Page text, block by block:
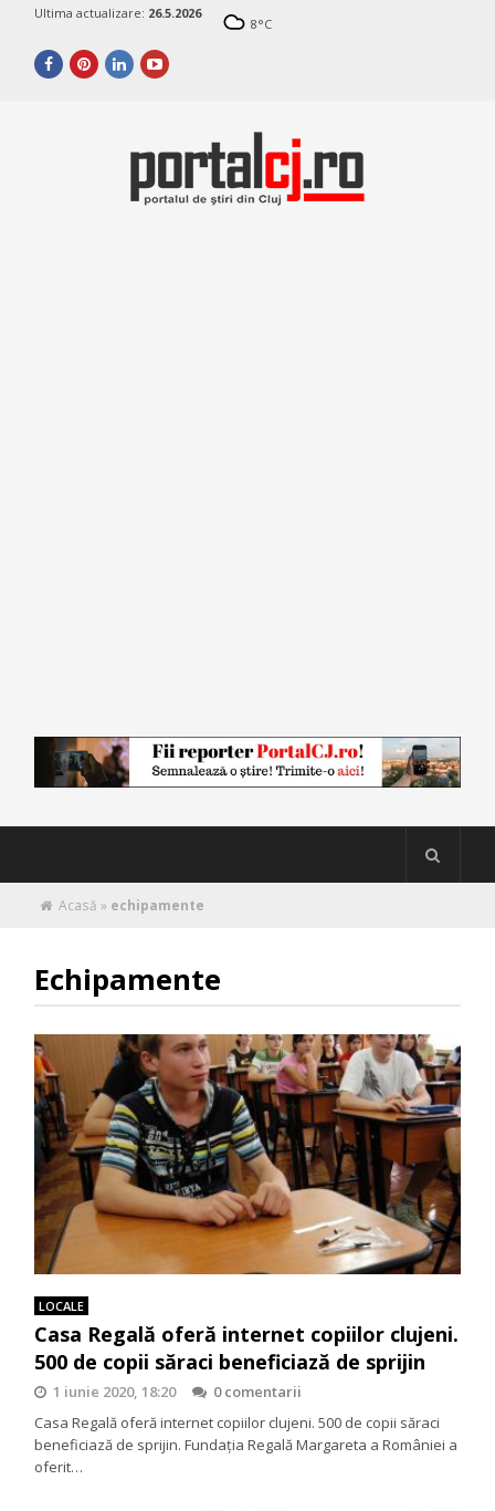
Ultima actualizare: 26.5.2026
8°C
Acasă » echipamente
Echipamente
LOCALE
Casa Regală oferă internet copiilor clujeni.
500 de copii săraci beneficiază de sprijin
1 iunie 2020, 18:20
0 comentarii
Casa Regală oferă internet copiilor clujeni. 500 de copii săraci
beneficiază de sprijin. Fundaţia Regală Margareta a României a
oferit…